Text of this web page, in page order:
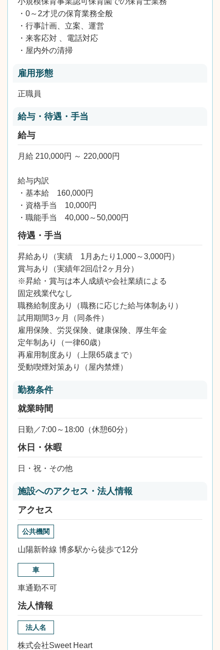
・0～2才児の保育業務全般
・行事計画、立案、運営
・来客応対 、電話対応
・屋内外の清掃
雇用形態
正職員
給与・待遇・手当
給与
月給 210,000円 ～ 220,000円
給与内訳
・基本給 160,000円
・資格手当 10,000円
・職能手当 40,000～50,000円
待遇・手当
昇給あり（実績 1月あたり1,000～3,000円）
賞与あり（実績年2回/計2ヶ月分）
※昇給・賞与は本人成績や会社業績による
固定残業代なし
職務給制度あり（職務に応じた給与体制あり）
試用期間3ヶ月（同条件）
雇用保険、労災保険、健康保険、厚生年金
定年制あり（一律60歳）
再雇用制度あり（上限65歳まで）
受動喫煙対策あり（屋内禁煙）
勤務条件
就業時間
日勤／7:00～18:00（休憩60分）
休日・休暇
日・祝・その他
施設へのアクセス・法人情報
アクセス
公共機関
山陽新幹線 博多駅から徒歩で12分
車
車通勤不可
法人情報
法人名
株式会社Sweet Heart